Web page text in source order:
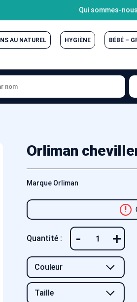
Qui sommes-
AU NATUREL HYGIÈNE BÉBÉ –
Orliman
Marque Orliman
!
Quantité : - +